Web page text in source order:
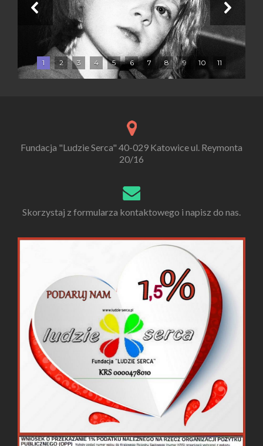
1 2 3 4 5 6 7 8 9 10 11
Fundacja "Ludzie Serca" 40-029 Katowice ul. Reymonta
20/16
Skorzystaj z formularza kontaktowego i napisz do nas.